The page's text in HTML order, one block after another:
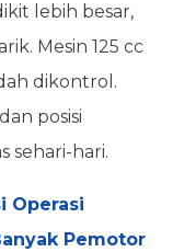
lebih besar,
Mesin 125 cc
dikontrol.
posisi
sehari-hari.
Operasi
Pemotor